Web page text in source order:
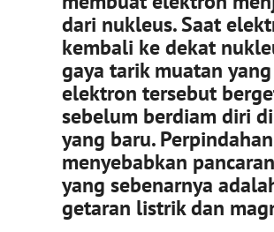
dari nukleus. Saat
kembali ke dekat
gaya tarik muatan
elektron tersebut
sebelum berdiam diri
yang baru.
menyebabkan
yang sebenarnya
getaran listrik dan